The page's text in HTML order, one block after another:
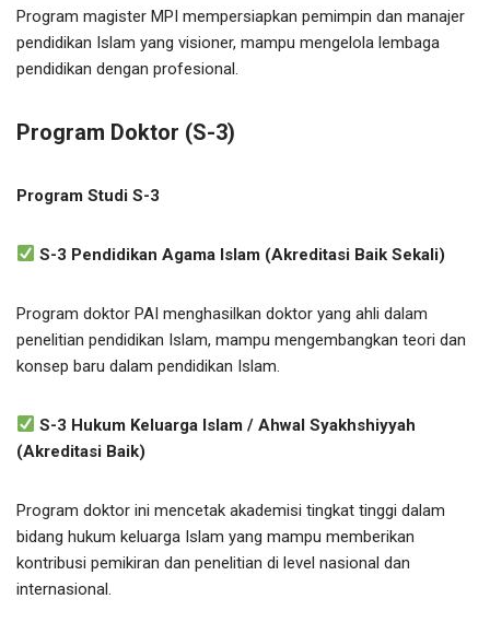
Program magister MPI mempersiapkan pemimpin dan manajer
pendidikan Islam yang visioner, mampu mengelola lembaga
pendidikan dengan profesional.
Program Doktor (S-3)
Program Studi S-3
S-3 Pendidikan Agama Islam (Akreditasi Baik Sekali)
Program doktor PAI menghasilkan doktor yang ahli dalam
penelitian pendidikan Islam, mampu mengembangkan teori dan
konsep baru dalam pendidikan Islam.
S-3 Hukum Keluarga Islam / Ahwal Syakhshiyyah
(Akreditasi Baik)
Program doktor ini mencetak akademisi tingkat tinggi dalam
bidang hukum keluarga Islam yang mampu memberikan
kontribusi pemikiran dan penelitian di level nasional dan
internasional.